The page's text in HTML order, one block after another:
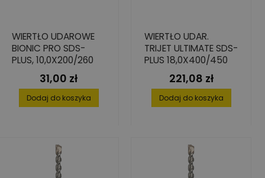
WIERTŁO UDAROWE
BIONIC PRO SDS-
PLUS, 10,0X200/260
Cena
31,00 zł
Dodaj do koszyka
WIERTŁO UDAR.
TRIJET ULTIMATE SDS-
PLUS 18,0X400/450
Cena
221,08 zł
Dodaj do koszyka